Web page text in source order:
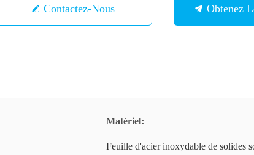
Contactez-Nous Obtenez
Matériel:
Feuille d'acier inoxydable de solides